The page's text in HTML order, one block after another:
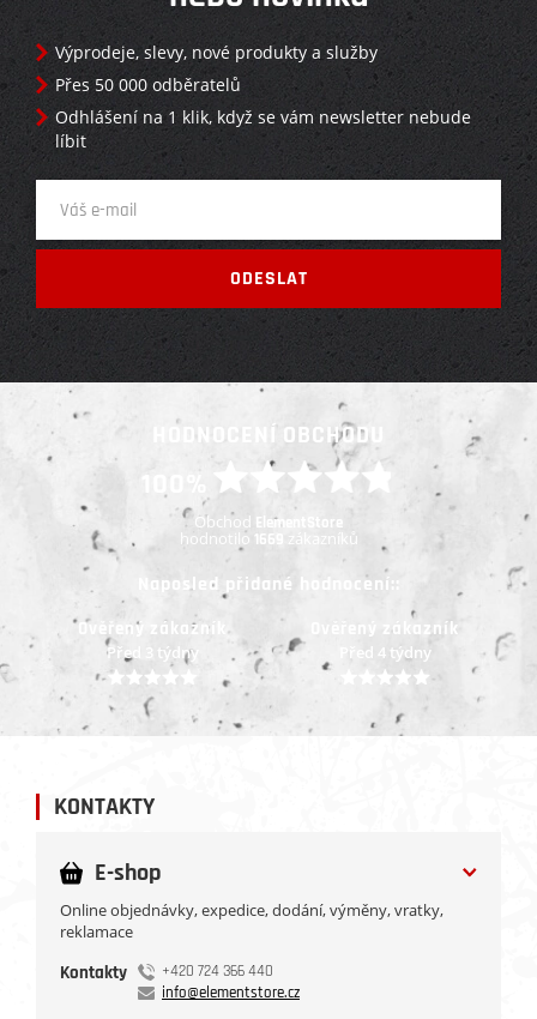
Výprodeje, slevy, nové produkty a služby
Přes 50 000 odběratelů
Odhlášení na 1 klik, když se vám newsletter nebude
líbit
HODNOCENÍ OBCHODU
100%
Obchod ElementStore
hodnotilo 1669 zákazníků
Naposled přidané hodnocení::
Ověřený zákazník
Před 4 týdny
Ověřený zákazník
Před 4 týdny
KONTAKTY
E-shop
Online objednávky, expedice, dodání, výměny, vratky,
reklamace
Kontakty
+420 724 366 440
info@elementstore.cz